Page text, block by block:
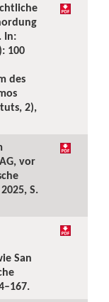
In:
100
des
2),
vor
S.
San